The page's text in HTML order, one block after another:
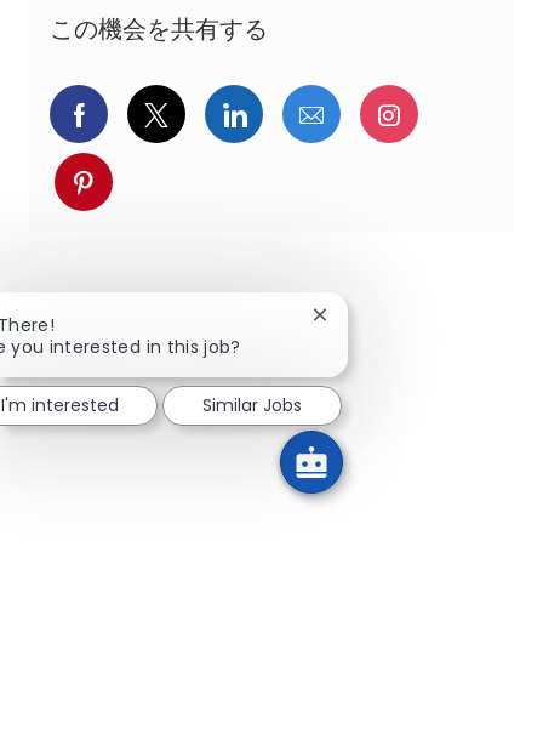
この機会を共有する
Facebookでシェア
ツイッターで共有
LinkedInで共有
メールで共有Instagram
pinterestでシェア
you interested in this job?
Close chatbot notification
I'm interested Similar Jobs